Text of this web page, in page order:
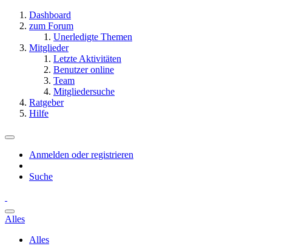
Dashboard
zum Forum
Unerledigte Themen
Mitglieder
Letzte Aktivitäten
Benutzer online
Team
Mitgliedersuche
Ratgeber
Hilfe
Anmelden oder registrieren
Suche
Alles
Alles